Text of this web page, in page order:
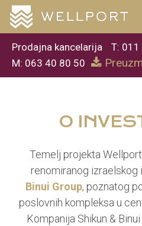
Prodajna kancelarija
T:
M: 063 40 80 50
O
Temelj projekta
renomiranog izraelskog
Binui Group, poznatog
poslovnih kompleksa u
Kompanija Shikun &